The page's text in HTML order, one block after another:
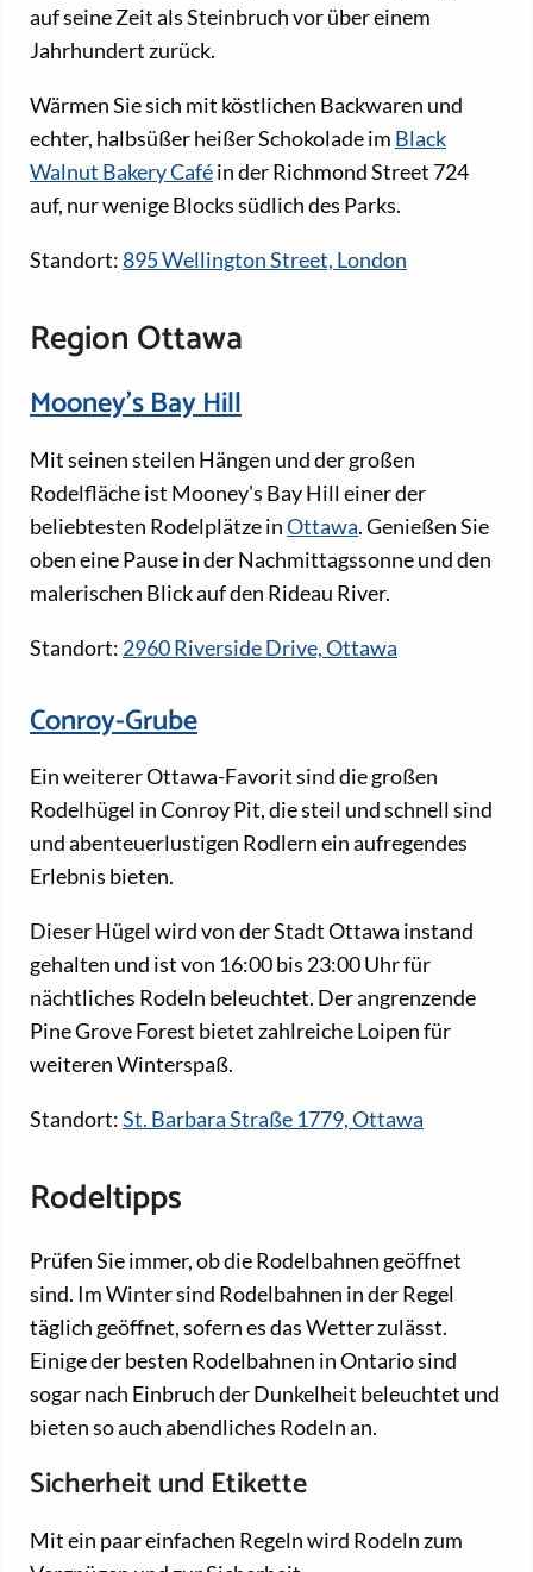
auf seine Zeit als Steinbruch vor über einem
Jahrhundert zurück.
Wärmen Sie sich mit köstlichen Backwaren und
echter, halbsüßer heißer Schokolade im Black
Walnut Bakery Caféin der Richmond Street 724
auf, nur wenige Blocks südlich des Parks.
Standort:895 Wellington Street, London
Region Ottawa
Mooney's Bay Hill
Mit seinen steilen Hängen und der großen
Rodelfläche ist Mooney's Bay Hill einer der
beliebtesten Rodelplätze inOttawa. Genießen Sie
oben eine Pause in der Nachmittagssonne und den
malerischen Blick auf den Rideau River.
Standort: 2960 Riverside Drive, Ottawa
Conroy-Grube
Ein weiterer Ottawa-Favorit sind die großen
Rodelhügel in Conroy Pit, die steil und schnell sind
und abenteuerlustigen Rodlern ein aufregendes
Erlebnis bieten.
Dieser Hügel wird von der Stadt Ottawa instand
gehalten und ist von 16:00 bis 23:00 Uhr für
nächtliches Rodeln beleuchtet. Der angrenzende
Pine Grove Forest bietet zahlreiche Loipen für
weiteren Winterspaß.
Standort:St. Barbara Straße 1779, Ottawa
Rodeltipps
Prüfen Sie immer, ob die Rodelbahnen geöffnet
sind. Im Winter sind Rodelbahnen in der Regel
täglich geöffnet, sofern es das Wetter zulässt.
Einige der besten Rodelbahnen in Ontario sind
sogar nach Einbruch der Dunkelheit beleuchtet und
bieten so auch abendliches Rodeln an.
Sicherheit und Etikette
Mit ein paar einfachen Regeln wird Rodeln zum